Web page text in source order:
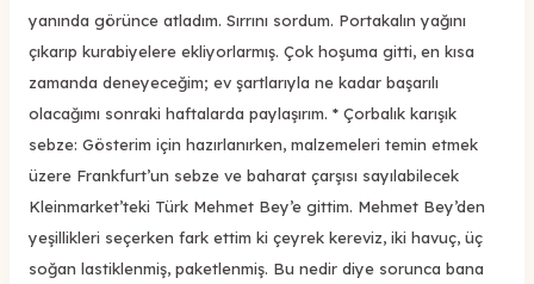
yanında görünce atladım. Sırrını sordum. Portakalın yağını
çıkarıp kurabiyelere ekliyorlarmış. Çok hoşuma gitti, en kısa
zamanda deneyeceğim; ev şartlarıyla ne kadar başarılı
olacağımı sonraki haftalarda paylaşırım. * Çorbalık karışık
sebze: Gösterim için hazırlanırken, malzemeleri temin etmek
üzere Frankfurt’un sebze ve baharat çarşısı sayılabilecek
Kleinmarket’teki Türk Mehmet Bey’e gittim. Mehmet Bey’den
yeşillikleri seçerken fark ettim ki çeyrek kereviz, iki havuç, üç
soğan lastiklenmiş, paketlenmiş. Bu nedir diye sorunca bana